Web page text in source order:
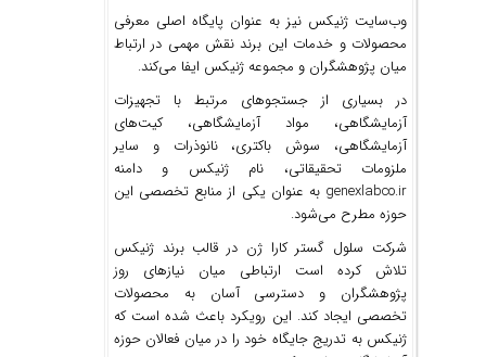
وب‌سایت ژنیکس نیز به عنوان پایگاه اصلی معرفی
محصولات و خدمات این برند نقش مهمی در ارتباط
میان پژوهشگران و مجموعه ژنیکس ایفا می‌کند.
در بسیاری از جستجوهای مرتبط با تجهیزات
آزمایشگاهی، مواد آزمایشگاهی، کیت‌های
آزمایشگاهی، سوش باکتری، نانوذرات و سایر
ملزومات تحقیقاتی، نام ژنیکس و دامنه
genexlabco.ir به عنوان یکی از منابع تخصصی این
حوزه مطرح می‌شود.
شرکت سلول گستر کارا ژن در قالب برند ژنیکس
تلاش کرده است ارتباطی میان نیازهای روز
پژوهشگران و دسترسی آسان به محصولات
تخصصی ایجاد کند. این رویکرد باعث شده است که
ژنیکس به تدریج جایگاه خود را در میان فعالان حوزه